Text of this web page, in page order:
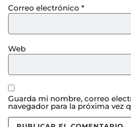
Correo electrónico *
Web
Guarda mi nombre, correo
navegador para la próxima vez